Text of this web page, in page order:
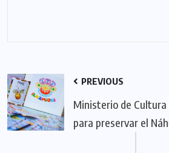
PREVIOUS
Ministerio de
para preservar el